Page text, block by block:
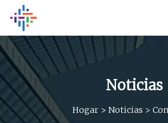
Noticias
Hogar > Noticias >